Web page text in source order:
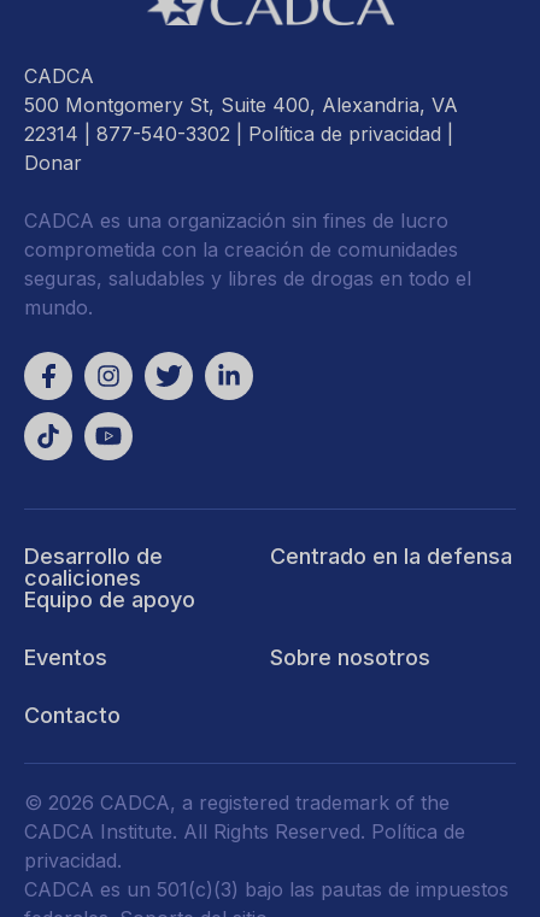
CADCA
500 Montgomery St, Suite 400, Alexandria, VA
22314 | 877-540-3302 | Política de privacidad
Donar
CADCA es una organización sin fines de lucro
comprometida con la creación de comunidades
seguras, saludables y libres de drogas en todo el
mundo.
Desarrollo de
coaliciones
Equipo de apoyo
Centrado en la defensa
Eventos Sobre nosotros
Contacto
© 2026 CADCA, a registered trademark of the
CADCA Institute. All Rights Reserved. Política de
privacidad.
CADCA es un 501(c)(3) bajo las pautas de impuestos